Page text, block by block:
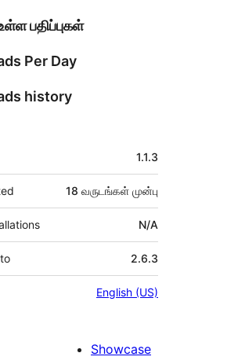
பதிப்புகள்
Per Day
history
1.1.3
18 வருடங்கள் முன்பு
N/A
2.6.3
English (US)
Showcase